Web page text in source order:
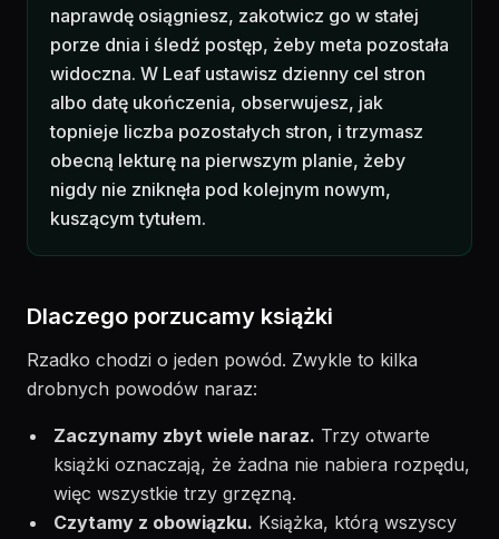
naprawdę osiągniesz, zakotwicz go w stałej
porze dnia i śledź postęp, żeby meta pozostała
widoczna. W Leaf ustawisz dzienny cel stron
albo datę ukończenia, obserwujesz, jak
topnieje liczba pozostałych stron, i trzymasz
obecną lekturę na pierwszym planie, żeby
nigdy nie zniknęła pod kolejnym nowym,
kuszącym tytułem.
Dlaczego porzucamy książki
Rzadko chodzi o jeden powód. Zwykle to kilka
drobnych powodów naraz:
Zaczynamy zbyt wiele naraz. Trzy otwarte
książki oznaczają, że żadna nie nabiera rozpędu,
więc wszystkie trzy grzęzną.
Czytamy z obowiązku. Książka, którą wszyscy